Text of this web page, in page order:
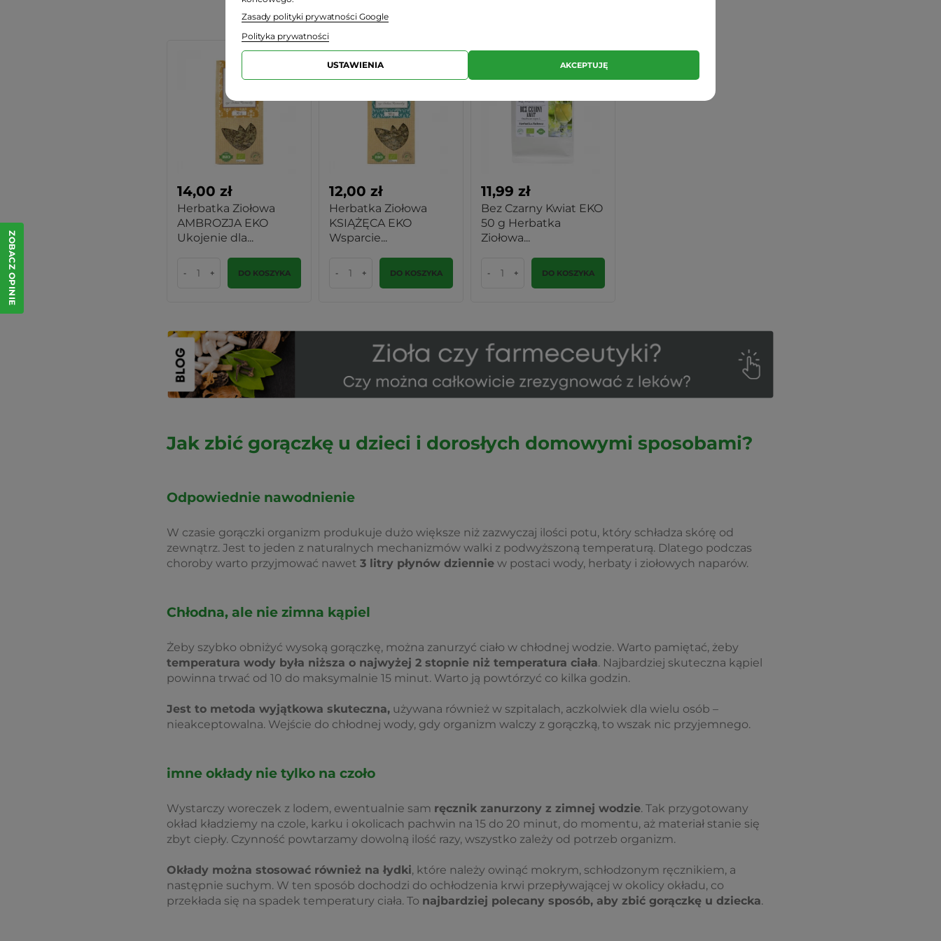
14,00 zł
Herbatka Ziołowa
AMBROZJA EKO
Ukojenie dla...
- + DO KOSZYKA
12,00 zł
Herbatka Ziołowa
KSIĄŻĘCA EKO
Wsparcie...
- + DO KOSZYKA
11,99 zł
Bez Czarny Kwiat EKO
50 g Herbatka
Ziołowa...
- + DO KOSZYKA
Jak zbić gorączkę u dzieci i dorosłych domowymi sposobami?
Odpowiednie nawodnienie
W czasie gorączki organizm produkuje dużo większe niż zazwyczaj ilości potu, który schładza skórę od
zewnątrz. Jest to jeden z naturalnych mechanizmów walki z podwyższoną temperaturą. Dlatego podczas
choroby warto przyjmować nawet 3 litry płynów dzienniew postaci wody, herbaty i ziołowych naparów.
Chłodna, ale nie zimna kąpiel
Żeby szybko obniżyć wysoką gorączkę, można zanurzyć ciało w chłodnej wodzie. Warto pamiętać, żeby
temperatura wody była niższa o najwyżej 2 stopnie niż temperatura ciała. Najbardziej skuteczna kąpiel
powinna trwać od 10 do maksymalnie 15 minut. Warto ją powtórzyć co kilka godzin.
Jest to metoda wyjątkowa skuteczna,używana również w szpitalach, aczkolwiek dla wielu osób –
nieakceptowalna. Wejście do chłodnej wody, gdy organizm walczy z gorączką, to wszak nic przyjemnego.
imne okłady nie tylko na czoło
Wystarczy woreczek z lodem, ewentualnie sam ręcznik zanurzony z zimnej wodzie. Tak przygotowany
okład kładziemy na czole, karku i okolicach pachwin na 15 do 20 minut, do momentu, aż materiał stanie się
zbyt ciepły. Czynność powtarzamy dowolną ilość razy, wszystko zależy od potrzeb organizm.
Okłady można stosować również na łydki, które należy owinąć mokrym, schłodzonym ręcznikiem, a
następnie suchym. W ten sposób dochodzi do ochłodzenia krwi przepływającej w okolicy okładu, co
przekłada się na spadek temperatury ciała. To najbardziej polecany sposób, aby zbić gorączkę u dziecka.
Zasady polityki prywatności Google
Polityka prywatności
USTAWIENIA AKCEPTUJĘ
ZOBACZ OPINIE